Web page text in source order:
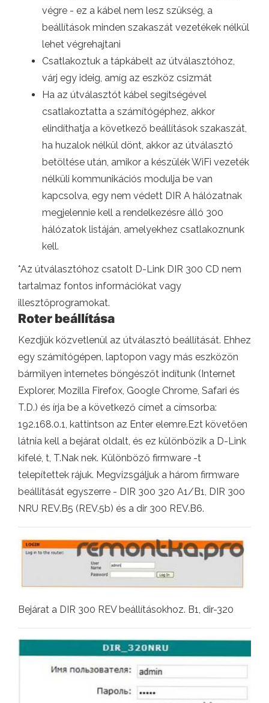
végre - ez a kábel nem lesz szükség, a
beállítások minden szakaszát vezetékek nélkül
lehet végrehajtani
Csatlakoztuk a tápkábelt az útválasztóhoz,
várj egy ideig, amíg az eszköz csizmát
Ha az útválasztót kábel segítségével
csatlakoztatta a számítógéphez, akkor
elindíthatja a következő beállítások szakaszát,
ha huzalok nélkül dönt, akkor az útválasztó
betöltése után, amikor a készülék WiFi vezeték
nélküli kommunikációs modulja be van
kapcsolva, egy nem védett DIR A hálózatnak
megjelennie kell a rendelkezésre álló 300
hálózatok listáján, amelyekhez csatlakoznunk
kell.
*Az útválasztóhoz csatolt D-Link DIR 300 CD nem
tartalmaz fontos információkat vagy
illesztőprogramokat.
Roter beállítása
Kezdjük közvetlenül az útválasztó beállítását. Ehhez
egy számítógépen, laptopon vagy más eszközön
bármilyen internetes böngészőt indítunk (Internet
Explorer, Mozilla Firefox, Google Chrome, Safari és
T.D.) és írja be a következő címet a címsorba:
192.168.0.1, kattintson az Enter elemre.Ezt követően
látnia kell a bejárat oldalt, és ez különbözik a D-Link
kifelé, t, T.Nak nek. Különböző firmware -t
telepítettek rájuk. Megvizsgáljuk a három firmware
beállítását egyszerre - DIR 300 320 A1/B1, DIR 300
NRU REV.B5 (REV.5b) és a dir 300 REV.B6.
Bejárat a DIR 300 REV beállításokhoz. B1, dir-320